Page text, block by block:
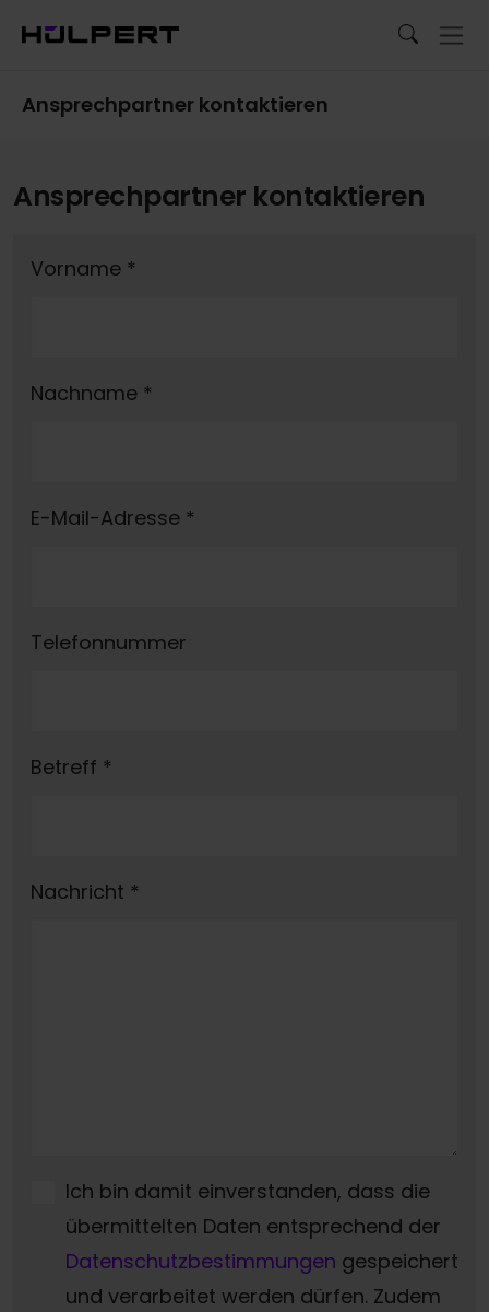
Ansprechpartner kontaktieren
Ansprechpartner kontaktieren
Vorname *
Nachname *
E-Mail-Adresse *
Telefonnummer
Betreff *
Nachricht *
Ich bin damit einverstanden, dass die
übermittelten Daten entsprechend der
Datenschutzbestimmungen gespeichert
und verarbeitet werden dürfen. Zudem